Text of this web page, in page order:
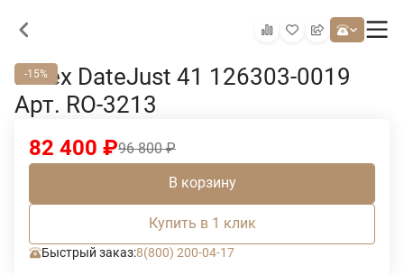
-15%
Rolex DateJust 41 126303-0019
Арт. RO-3213
96 800₽
82 400 ₽
В корзину
Купить в 1 клик
Быстрый заказ:8(800) 200-04-17